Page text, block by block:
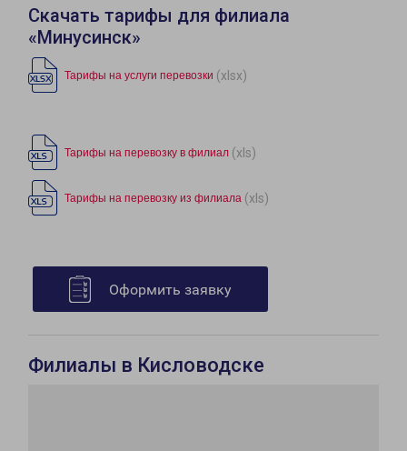
Скачать тарифы для филиала
«Минусинск»
Тарифы на услуги перевозки (xlsx)
Тарифы на перевозку в филиал (xls)
Тарифы на перевозку из филиала (xls)
Оформить заявку
Филиалы в Кисловодске